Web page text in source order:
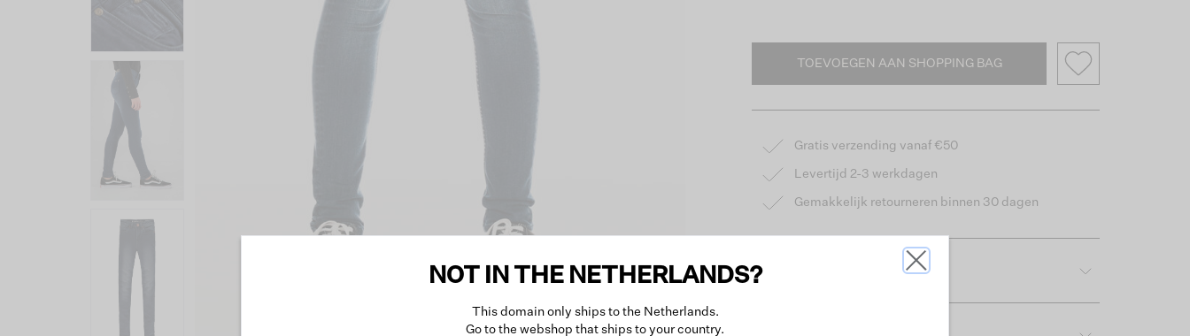
TOEVOEGEN AAN SHOPPING BAG
Gratis verzending vanaf €50
Levertijd 2-3 werkdagen
Gemakkelijk retourneren binnen 30 dagen
Productdetails
NOT IN THE NETHERLANDS?
This domain only ships to the Netherlands.
Go to the webshop that ships to your country.